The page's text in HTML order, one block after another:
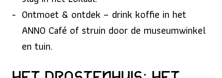
Ontmoet & ontdek – drink koffie in het
ANNO Café of struin door de museumwinkel
en tuin.